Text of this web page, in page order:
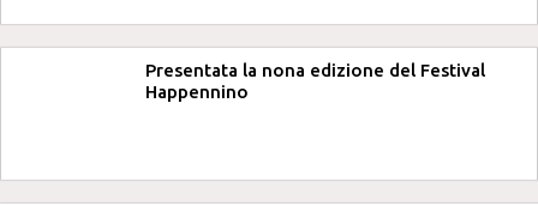
Presentata la nona edizione del Festival
Happennino